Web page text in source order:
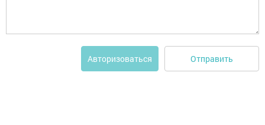
Авторизоваться Отправить